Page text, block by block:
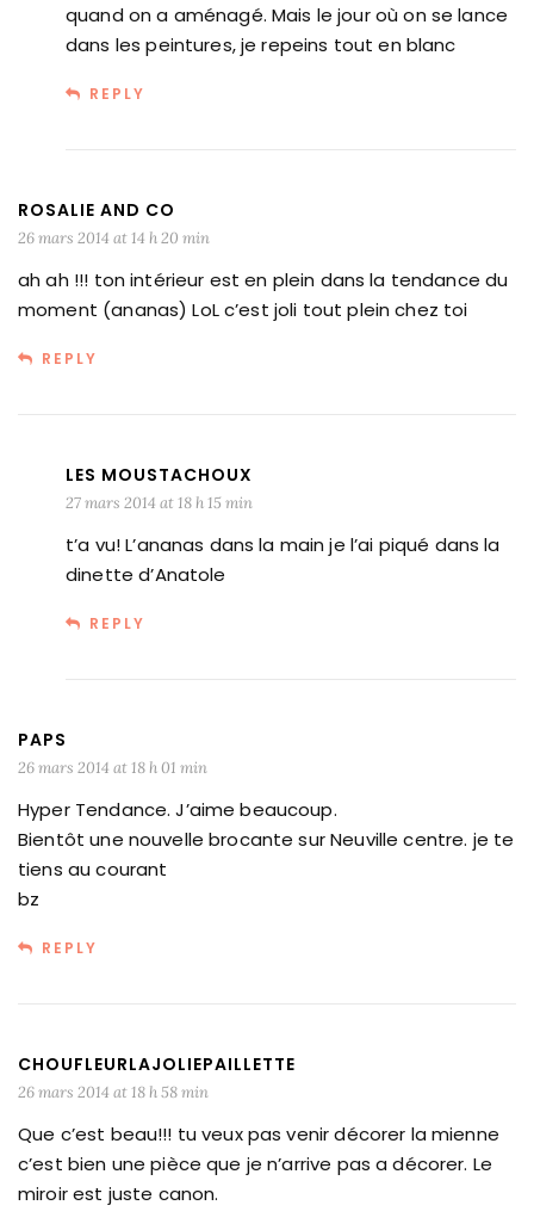
quand on a aménagé. Mais le jour où on se lance
dans les peintures, je repeins tout en blanc
REPLY
ROSALIE AND CO
26 mars 2014 at 14 h 20 min
ah ah !!! ton intérieur est en plein dans la tendance du
moment (ananas) LoL c’est joli tout plein chez toi
REPLY
LES MOUSTACHOUX
27 mars 2014 at 18 h 15 min
t’a vu! L’ananas dans la main je l’ai piqué dans la
dinette d’Anatole
REPLY
PAPS
26 mars 2014 at 18 h 01 min
Hyper Tendance. J’aime beaucoup.
Bientôt une nouvelle brocante sur Neuville centre. je te
tiens au courant
bz
REPLY
CHOUFLEURLAJOLIEPAILLETTE
26 mars 2014 at 18 h 58 min
Que c’est beau!!! tu veux pas venir décorer la mienne
c’est bien une pièce que je n’arrive pas a décorer. Le
miroir est juste canon.